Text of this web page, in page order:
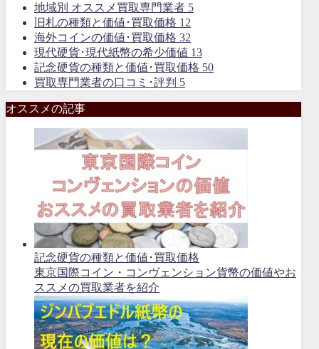
地域別 オススメ買取専門業者 5
旧札の種類と価値･買取価格 12
海外コインの価値･買取価格 32
現代硬貨･現代紙幣の希少価値 13
記念硬貨の種類と価値･買取価格 50
買取専門業者の口コミ･評判 5
オススメの記事
記念硬貨の種類と価値･買取価格
東京国際コイン・コンヴェンション貨幣の価値やお
ススメの買取業者を紹介